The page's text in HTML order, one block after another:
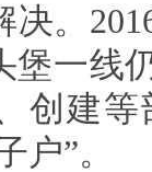
决。
堡一线
创建
户”。